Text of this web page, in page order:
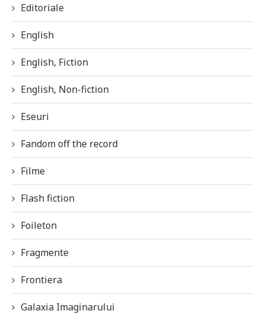
Editoriale
English
English, Fiction
English, Non-fiction
Eseuri
Fandom off the record
Filme
Flash fiction
Foileton
Fragmente
Frontiera
Galaxia Imaginarului